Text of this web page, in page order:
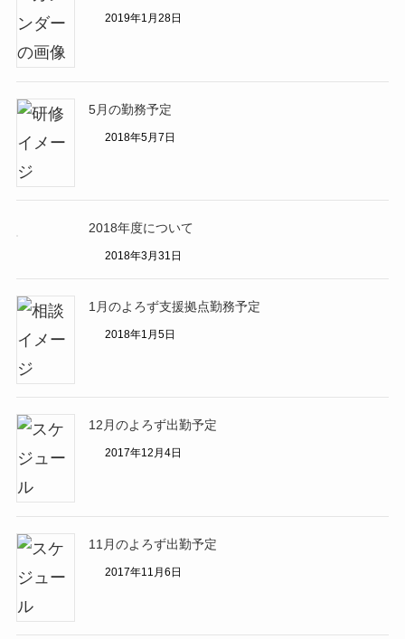
2019年1月28日
5月の勤務予定
2018年5月7日
2018年度について
2018年3月31日
1月のよろず支援拠点勤務予定
2018年1月5日
12月のよろず出勤予定
2017年12月4日
11月のよろず出勤予定
2017年11月6日